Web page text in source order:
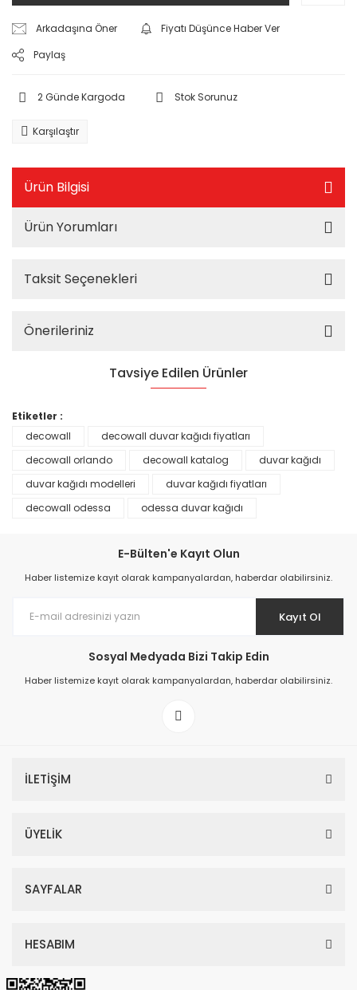
Arkadaşına Öner
Fiyatı Düşünce Haber Ver
Paylaş
2 Günde Kargoda Stok Sorunuz
Karşılaştır
Ürün Bilgisi
Ürün Yorumları
Taksit Seçenekleri
Önerileriniz
Tavsiye Edilen Ürünler
Prime ArtDECO Duvar Kağıdı Tutkalı 500 gr
199,00 TL
Etiketler :
decowall
decowall duvar kağıdı fiyatları
decowall orlando
decowall katalog
duvar kağıdı
duvar kağıdı modelleri
duvar kağıdı fiyatları
decowall odessa
odessa duvar kağıdı
E-Bülten'e Kayıt Olun
Haber listemize kayıt olarak kampanyalardan, haberdar olabilirsiniz.
Kayıt Ol
Sosyal Medyada Bizi Takip Edin
Haber listemize kayıt olarak kampanyalardan, haberdar olabilirsiniz.
İLETİŞİM
ÜYELİK
SAYFALAR
HESABIM